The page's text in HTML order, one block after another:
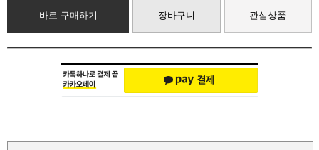
바로 구매하기 장바구니 관심상품